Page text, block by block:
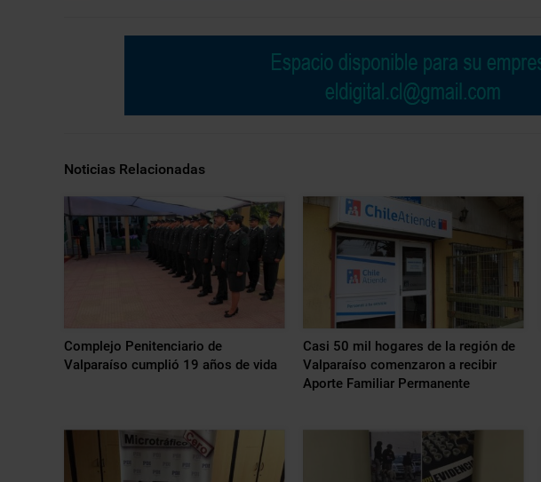
Noticias Relacionadas
Complejo Penitenciario de
Valparaíso cumplió 19 años de vida
Casi 50 mil hogares de la región de
Valparaíso comenzaron a recibir
Aporte Familiar Permanente